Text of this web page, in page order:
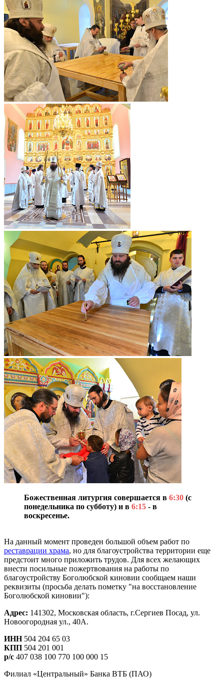
Божественная литургия совершается в 6:30 (с
понедельника по субботу) и в 6:15 - в
воскресенье.
На данный момент проведен большой объем работ по
реставрации храма, но для благоустройства территории еще
предстоит много приложить трудов. Для всех желающих
внести посильные пожертвования на работы по
благоустройству Боголюбской киновии сообщаем наши
реквизиты (просьба делать пометку "на восстановление
Боголюбской киновии"):
Адрес: 141302, Московская область, г.Сергиев Посад, ул.
Новоогородная ул., 40А.
ИНН504 204 65 03
КПП 504 201 001
р/с 407 038 100 770 100 000 15
Филиал «Центральный» Банка ВТБ (ПАО)